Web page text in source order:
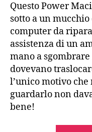
Questo Power
sotto a un
computer da
assistenza di un
mano a
dovevano
l’unico motivo che
guardarlo non
bene!